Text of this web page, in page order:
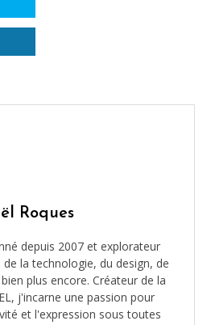
Roques
depuis 2007 et explorateur
la technologie, du design, de
plus encore. Créateur de la
j'incarne une passion pour
et l'expression sous toutes